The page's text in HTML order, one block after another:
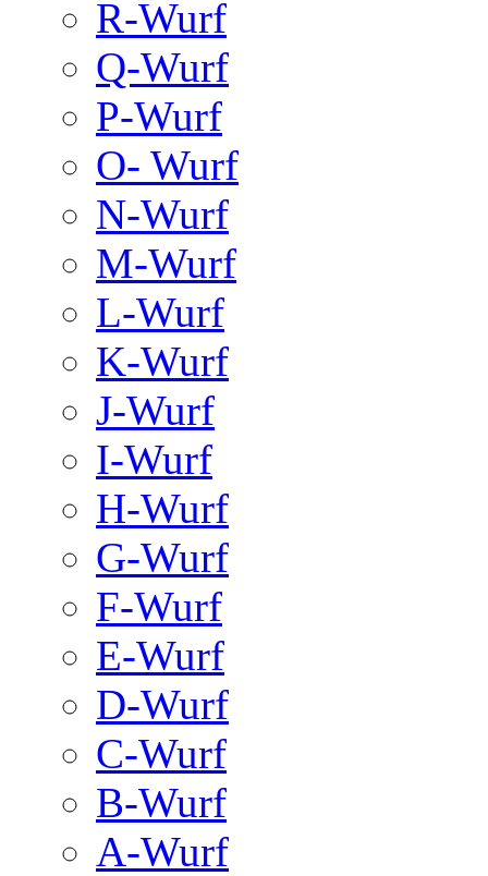
R-Wurf
Q-Wurf
P-Wurf
O- Wurf
N-Wurf
M-Wurf
L-Wurf
K-Wurf
J-Wurf
I-Wurf
H-Wurf
G-Wurf
F-Wurf
E-Wurf
D-Wurf
C-Wurf
B-Wurf
A-Wurf